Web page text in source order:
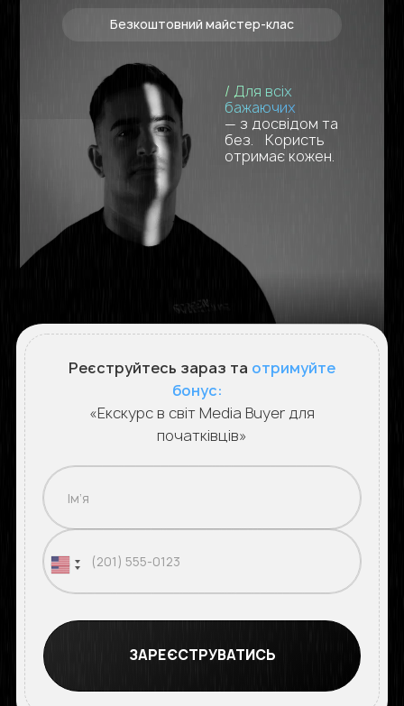
Безкоштовний майстер-клаc
/ Для всіх
бажаючих
— з досвідом та
без. Користь
отримає кожен.
Реєструйтесь зараз та отримуйте
бонус:
«Екскурс в світ Media Buyer для
початківців»